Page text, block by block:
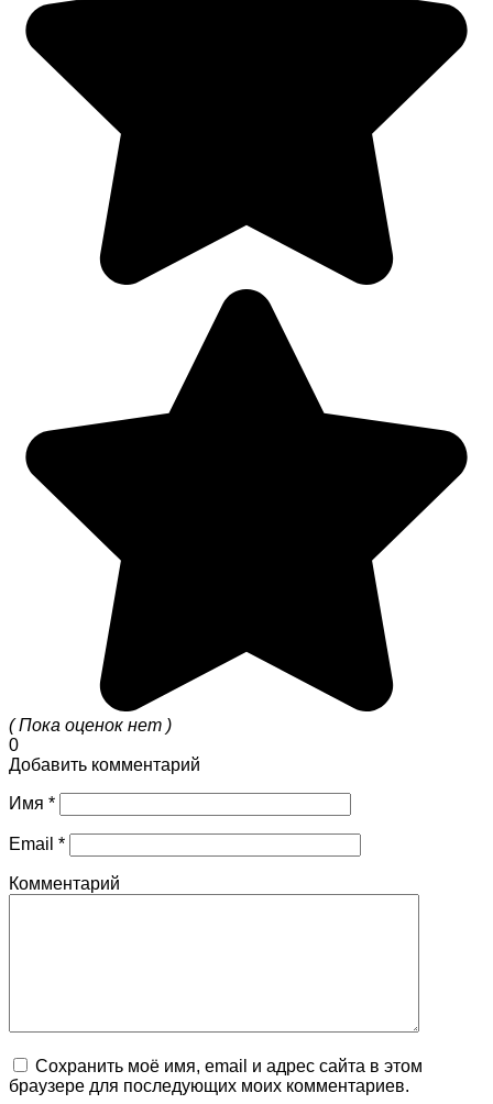
( Пока оценок нет )
0
Добавить комментарий
Имя *
Email *
Комментарий
Сохранить моё имя, email и адрес сайта в этом
браузере для последующих моих комментариев.